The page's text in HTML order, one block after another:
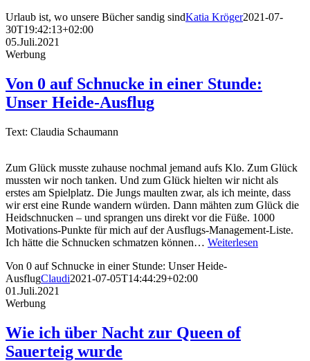
Urlaub ist, wo unsere Bücher sandig sindKatia Kröger2021-07-
30T19:42:13+02:00
05.Juli.2021
Werbung
Von 0 auf Schnucke in einer Stunde:
Unser Heide-Ausflug
Text: Claudia Schaumann
Zum Glück musste zuhause nochmal jemand aufs Klo. Zum Glück
mussten wir noch tanken. Und zum Glück hielten wir nicht als
erstes am Spielplatz. Die Jungs maulten zwar, als ich meinte, dass
wir erst eine Runde wandern würden. Dann mähten zum Glück die
Heidschnucken – und sprangen uns direkt vor die Füße. 1000
Motivations-Punkte für mich auf der Ausflugs-Management-Liste.
Ich hätte die Schnucken schmatzen können… Weiterlesen
Von 0 auf Schnucke in einer Stunde: Unser Heide-
AusflugClaudi2021-07-05T14:44:29+02:00
01.Juli.2021
Werbung
Wie ich über Nacht zur Queen of
Sauerteig wurde